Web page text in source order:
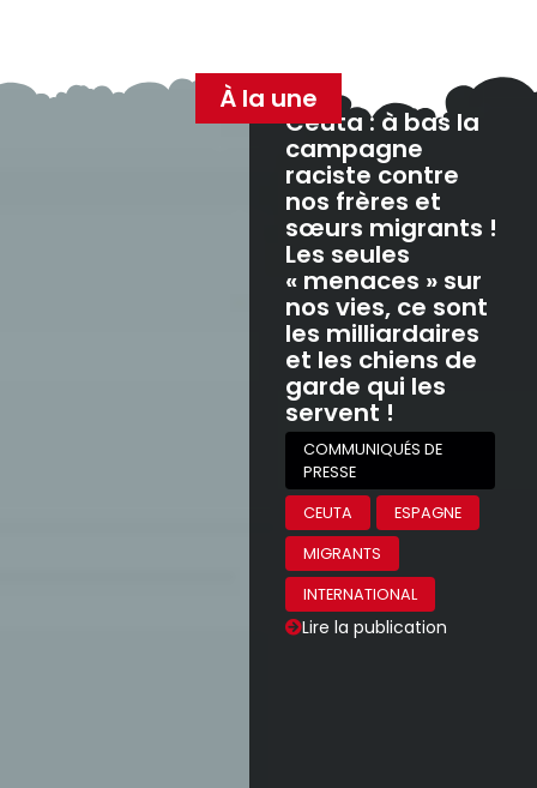
À la une
Ceuta : à bas la
campagne
raciste contre
nos frères et
sœurs migrants !
Les seules
« menaces » sur
nos vies, ce sont
les milliardaires
et les chiens de
garde qui les
servent !
COMMUNIQUÉS DE
PRESSE
CEUTA
ESPAGNE
MIGRANTS
INTERNATIONAL
Lire la publication